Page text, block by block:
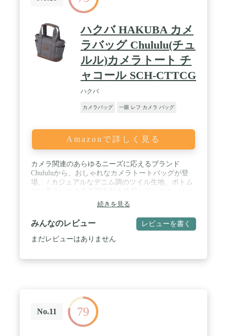
ハクバ HAKUBA カメ
ラバッグ Chululu(チュ
ルル)カメラトート チ
ャコール SCH-CTTCG
ハクバ
カメラバッグ 一眼 レフ カメラ バッグ
Amazonで詳しく見る
カメラ関連のあらゆるニーズに応えるブランド
Chululuから、おしゃれなカメラトートバッグが登
場。 / カジュアルなデニム調のツイル生地、ボトム
眼カメラと小物類を収納可能。機材にあわせて仕切
板のレイアウトを変更できます。 / しっかりしたク
ッション材入りで自立し、天面ファスナーも付いて
いるのでカメラの収納にも安心。 / バッグの内側に
は小型のタブレットやメモ帳などを収納可能なスリ
続きを見る
みんなのレビュー レビューを書く
まだレビューはありません
No.11 79